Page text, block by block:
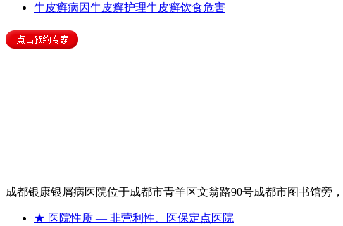
牛皮癣病因牛皮癣护理牛皮癣饮食危害
成都银康银屑病医院位于成都市青羊区文翁路90号成都市图书馆
★ 医院性质 — 非营利性、医保定点医院